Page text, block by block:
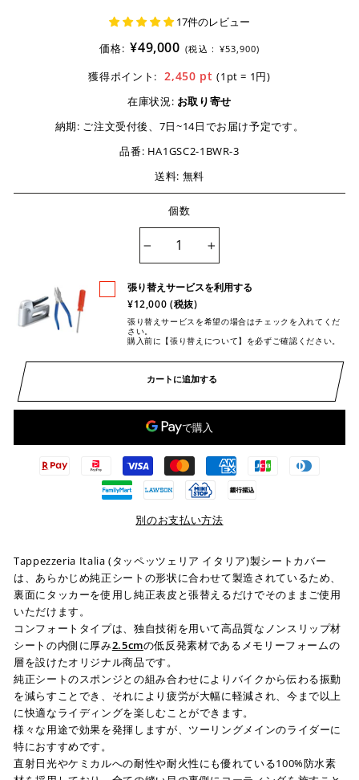
17件のレビュー
価格: ¥49,000 (税込 : ¥53,900)
獲得ポイント: 2,450 pt(1pt = 1円)
在庫状況: お取り寄せ
納期: ご注文受付後、7日~14日でお届け予定です。
品番: HA1GSC2-1BWR-3
送料: 無料
個数
張り替えサービスを利用する
¥12,000 (税抜)
張り替えサービスを希望の場合はチェックを入れてくだ
さい。
購入前に【張り替えについて】を必ずご確認ください。
カートに追加する
別のお支払い方法
Tappezzeria Italia (タッペッツェリア イタリア)製シートカバー
は、あらかじめ純正シートの形状に合わせて製造されているため、
裏面にタッカーを使用し純正表皮と張替えるだけでそのままご使用
いただけます。
コンフォートタイプは、独自技術を用いて高品質なノンスリップ材
シートの内側に厚み2.5cmの低反発素材であるメモリーフォームの
層を設けたオリジナル商品です。
純正シートのスポンジとの組み合わせによりバイクから伝わる振動
を減らすことでき、それにより疲労が大幅に軽減され、今まで以上
に快適なライディングを楽しむことができます。
様々な用途で効果を発揮しますが、ツーリングメインのライダーに
特におすすめです。
直射日光やケミカルへの耐性や耐火性にも優れている100%防水素